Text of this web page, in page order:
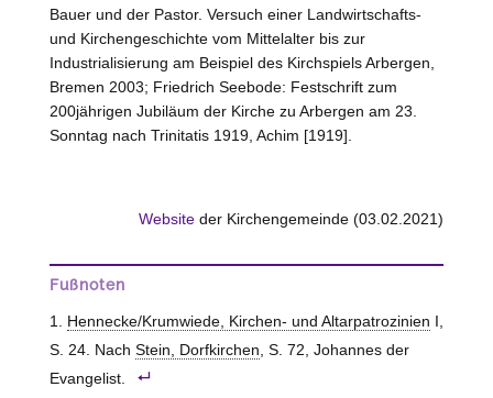
Bauer und der Pastor. Versuch einer Landwirtschafts-
und Kirchengeschichte vom Mittelalter bis zur
Industrialisierung am Beispiel des Kirchspiels Arbergen,
Bremen 2003; Friedrich Seebode: Festschrift zum
200jährigen Jubiläum der Kirche zu Arbergen am 23.
Sonntag nach Trinitatis 1919, Achim [1919].
Website der Kirchengemeinde (03.02.2021)
Fußnoten
Hennecke/Krumwiede, Kirchen- und Altarpatrozinien I,
S. 24. Nach Stein, Dorfkirchen, S. 72, Johannes der
Evangelist.